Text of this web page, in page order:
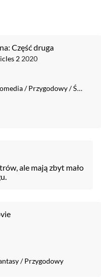
Część druga
2 2020
/Przygodowy/Świąteczny
ale mają zbyt mało
/Przygodowy